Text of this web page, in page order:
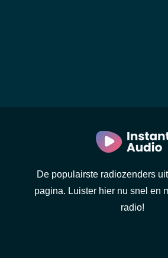
De populairste radiozenders
pagina. Luister hier nu snel en
radio!